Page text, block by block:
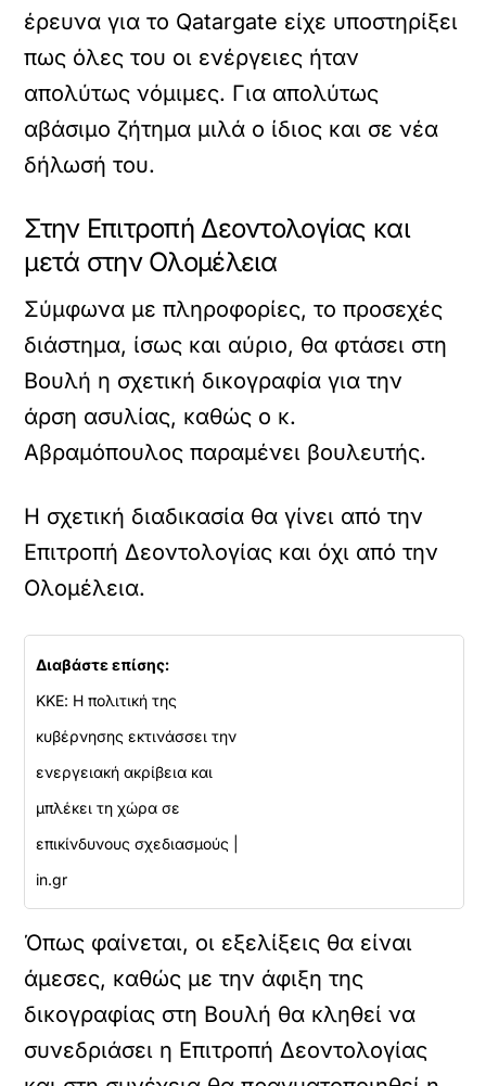
έρευνα για το Qatargate είχε υποστηρίξει
πως όλες του οι ενέργειες ήταν
απολύτως νόμιμες. Για απολύτως
αβάσιμο ζήτημα μιλά ο ίδιος και σε νέα
δήλωσή του.
Στην Επιτροπή Δεοντολογίας και
μετά στην Ολομέλεια
Σύμφωνα με πληροφορίες, το προσεχές
διάστημα, ίσως και αύριο, θα φτάσει στη
Βουλή η σχετική δικογραφία για την
άρση ασυλίας, καθώς ο κ.
Αβραμόπουλος παραμένει βουλευτής.
Η σχετική διαδικασία θα γίνει από την
Επιτροπή Δεοντολογίας και όχι από την
Ολομέλεια.
Διαβάστε επίσης:
ΚΚΕ: Η πολιτική της
κυβέρνησης εκτινάσσει την
ενεργειακή ακρίβεια και
μπλέκει τη χώρα σε
επικίνδυνους σχεδιασμούς |
in.gr
Όπως φαίνεται, οι εξελίξεις θα είναι
άμεσες, καθώς με την άφιξη της
δικογραφίας στη Βουλή θα κληθεί να
συνεδριάσει η Επιτροπή Δεοντολογίας